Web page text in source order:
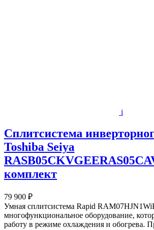
i
Сплитсистема
Toshiba Seiya
комплект
79 900 ₽
Умная сплитсистема Rapid
многофункциональное оборудование,
работу в режиме охлаждения и обогрева.